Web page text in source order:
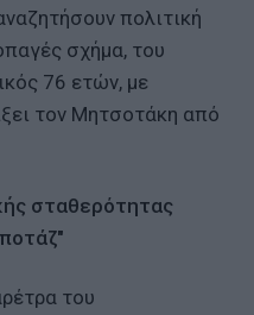
πολιτική
σχήμα, του
76 ετών, με
τον Μητσοτάκη από
σταθερότητας
του